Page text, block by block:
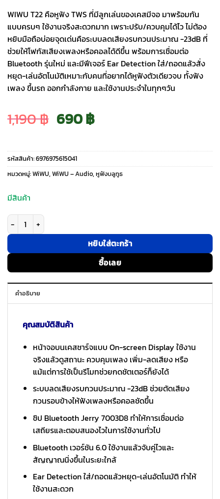
WIWU T22 คือหูฟัง TWS ที่มีลูกเล่นของเคสมีจอ มาพร้อมกัน
แบบครบๆ ใช้งานจริงสะดวกมาก เพราะปรับ/ควบคุมได้ไว ไม่ต้อง
หยิบมือถือบ่อยจุดเด่นคือระบบลดเสียงรบกวนประมาณ -23dB ที่
ช่วยให้โฟกัสเสียงเพลงหรือคอลได้ดีขึ้น พร้อมการเชื่อมต่อ
Bluetooth รุ่นใหม่ และมีฟีเจอร์ Ear Detection ใส่/ถอดแล้วสั่ง
หยุด-เล่นอัตโนมัติเหมาะกับคนที่อยากได้หูฟังตัวเดียวจบ ทั้งฟัง
เพลง ขึ้นรถ ออกกำลังกาย และใช้งานประจำในทุกๆวัน
1,190฿ Original
price
was:
690฿Current
price
is:
รหัสสินค้า:6976975615041
หมวดหมู่:WiWU, WiWU – Audio, หูฟังบลูทูธ
มีสินค้า
จำนวน WiWU รุ่น T22 True Wireless - หูฟังไร้สาย - สี White ชิ้น
หยิบใส่ตะกร้า
ซื้อเลย
คำอธิบาย
คุณสมบัติสินค้า
หน้าจอบนเคสชาร์จแบบ On-screen Display ใช้งาน
จริงแล้วดูสถานะ ควบคุมเพลง เพิ่ม-ลดเสียง หรือ
แม้แต่การใช้เป็นรีโมทช่วยกดชัตเตอร์ก็ยังได้
ระบบลดเสียงรบกวนประมาณ -23dB ช่วยตัดเสียง
กวนรอบข้างให้ฟังเพลงหรือคอลชัดขึ้น
ชิป Bluetooth Jerry 7003D8 ทำให้การเชื่อมต่อ
เสถียรและตอบสนองไวในการใช้งานทั่วไป
Bluetooth เวอร์ชัน 6.0 ใช้งานแล้วจับคู่ไวและ
สัญญาณนิ่งขึ้นในระยะใกล้
Ear Detection ใส่/ถอดแล้วหยุด-เล่นอัตโนมัติ ทำให้
ใช้งานสะดวก